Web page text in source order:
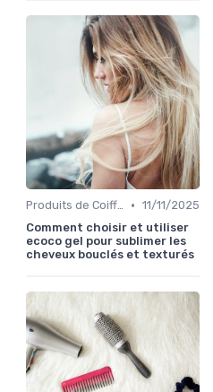
Produits de Coiffage • 11/11/2025
Comment choisir et utiliser
ecoco gel pour sublimer les
cheveux bouclés et texturés